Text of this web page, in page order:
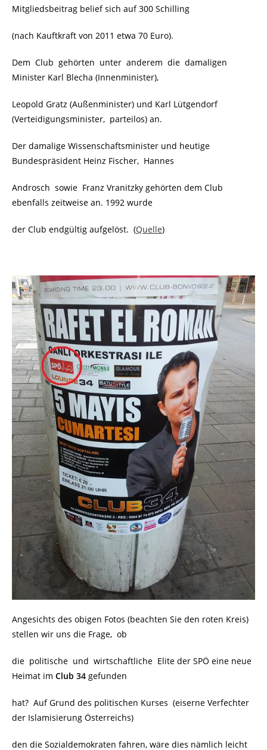
Mitgliedsbeitrag belief sich auf 300 Schilling
(nach Kauftkraft von 2011 etwa 70 Euro).
Dem Club gehörten unter anderem die damaligen
Minister Karl Blecha (Innenminister),
Leopold Gratz (Außenminister) und Karl Lütgendorf
(Verteidigungsminister, parteilos) an.
Der damalige Wissenschaftsminister und heutige
Bundespräsident Heinz Fischer, Hannes
Androsch sowie Franz Vranitzky gehörten dem Club
ebenfalls zeitweise an. 1992 wurde
der Club endgültig aufgelöst. (Quelle)
Angesichts des obigen Fotos (beachten Sie den roten Kreis)
stellen wir uns die Frage, ob
die politische und wirtschaftliche Elite der SPÖ eine neue
Heimat im Club 34 gefunden
hat? Auf Grund des politischen Kurses (eiserne Verfechter
der Islamisierung Österreichs)
den die Sozialdemokraten fahren, wäre dies nämlich leicht